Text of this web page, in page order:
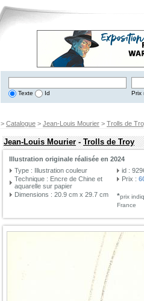
Texte Id Prix
> Catalogue > Jean-Louis Mourier > Trolls de
Jean-Louis Mourier-Trolls de Troy
Illustration originale réalisée en 2024
Type : Illustration couleur
Technique : Encre de Chine et
aquarelle sur papier
Dimensions : 20.9 cm x 29.7 cm
id :
Prix :
*prix
France